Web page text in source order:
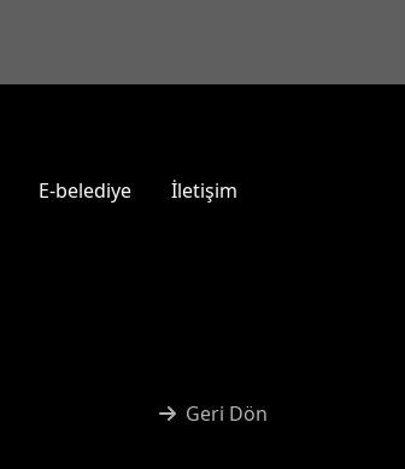
E-belediye İletişim
Geri Dön